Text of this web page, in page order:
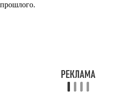
прошлого.